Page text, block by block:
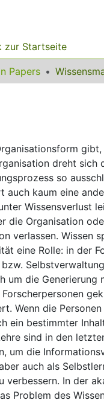
zur Startseite
Papers
dreht sich
so
auch kaum eine
Wissensverlust
die Organisation
verlassen. Wissen
eine Rolle: in der
um die Generierung
Wenn die
ein bestimmter
sind in den
um die
auch als
In der
Problem des